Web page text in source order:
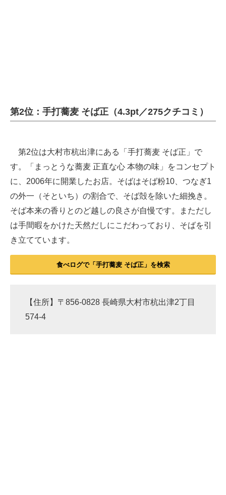
第2位：手打蕎麦 そば正（4.3pt／275クチコミ）
第2位は大村市杭出津にある「手打蕎麦 そば正」で
す。「まっとうな蕎麦 正直な心 本物の味」をコンセプト
に、2006年に開業したお店。そばはそば粉10、つなぎ1
の外一（そといち）の割合で、そば殻を除いた細挽き。
そば本来の香りとのど越しの良さが自慢です。まただし
は手間暇をかけた天然だしにこだわっており、そばを引
き立てています。
食べログで「手打蕎麦 そば正」を検索
【住所】〒856-0828 長崎県大村市杭出津2丁目
574-4